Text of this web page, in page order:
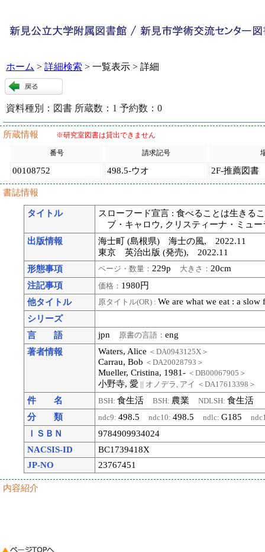
ホーム > 詳細検索 > 一覧表示 > 詳細
資料種別： 図書 所蔵数： 1 予約数： 0
所蔵情報 ※研究室図書は貸出できません
番号 請求記号
00108752 498.5-ウオ 2F-推薦図書
書誌情報
タイトル
スローフード宣言 : 食べることは生きる
ブ・キャロウ, クリスティーナ・ミュ
出版情報
海士町 (島根県) 海士の風, 2022.11
東京 英治出版 (発売), 2022.11
形態事項
ページ・数量： 229p 大きさ： 20cm
注記事項
価格： 1980円
他タイトル
原タイトル(OR) :We are what we eat : a slow
シリーズ
言 語
jpn 原書の言語：eng
著者情報
Waters, Alice ＜DA0943125X＞
Carrau, Bob ＜DA20028793＞
Mueller, Cristina, 1981- ＜DB00067905＞
小野寺, 愛 || オノデラ, アイ ＜DA17613398＞
件 名 BSH:食生活BSH: 農業NDLSH:食生活
分 類
ndc9:498.5ndc10:498.5ndlc:G185
ＩＳＢＮ
9784909934024
NACSIS-ID
BC1739418X
JP-NO
23767451
内容紹介